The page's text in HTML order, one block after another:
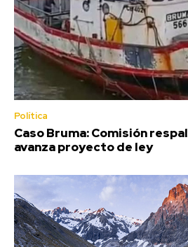
Política
Caso Bruma: Comisión
avanza proyecto de ley